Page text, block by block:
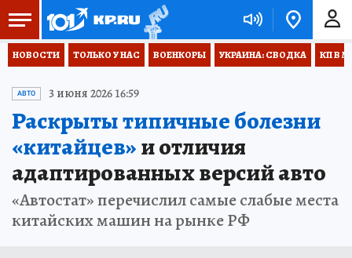
НОВОСТИ ТОЛЬКО У НАС ВОЕНКОРЫ УКРАИНА: СВОДКА КП В
АВТО 3 июня 2026 16:59
Раскрыты типичные болезни
«китайцев»и отличия
адаптированных версий авто
«Автостат» перечислил самые слабые места
китайских машин на рынке РФ